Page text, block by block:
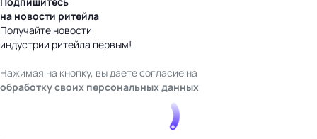
на новости ритейла
Получайте новости
индустрии ритейла первым!
Нажимая на кнопку, вы даете согласие на
обработку своих персональных данных